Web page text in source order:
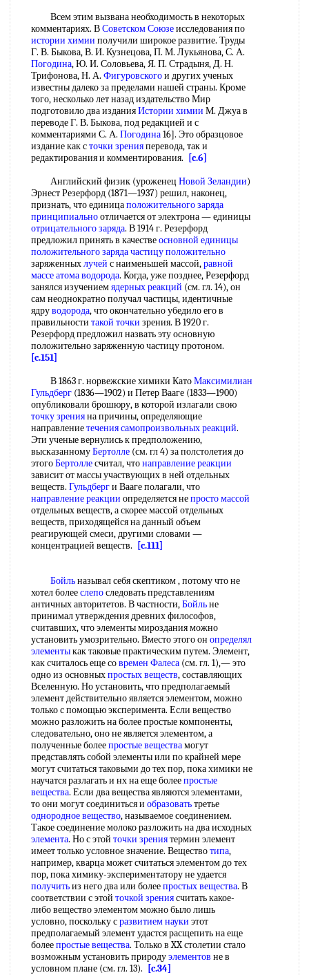
Всем этим вызвана необходимость в некоторых
комментариях. ВСоветском Союзеисследования по
истории химии получили широкое развитие. Труды
Г. В. Быкова, В. И. Кузнецова, П. М. Лукьянова, С. А.
Погодина, Ю. И. Соловьева, Я. П. Страдыня, Д. Н.
Трифонова, Н. А. Фигуровскогои других ученых
известны далеко за пределами нашей страны. Кроме
того, несколько лет назад издательство Мир
подготовило два изданияИстории химии М. Джуа в
переводе Г. В. Быкова, под редакцией и с
комментариями С. А. Погодина16]. Это образцовое
издание как сточки зренияперевода, так и
редактирования и комментирования.
[c.6]
Английский физик (уроженец Новой Зеландии)
Эрнест Резерфорд (1871—1937) решил, наконец,
признать, что единицаположительного заряда
принципиальноотличается от электрона — единицы
отрицательного заряда. В 1914 г. Резерфорд
предложил принять в качествеосновной единицы
положительного заряда частицу положительно
заряженныхлучей с наименьшей массой,равной
массе атомаводорода. Когда, уже позднее, Резерфорд
занялся изучениемядерных реакций (см. гл. 14), он
сам неоднократно получал частицы, идентичные
ядруводорода, что окончательно убедило его в
правильности такой точки зрения. В 1920 г.
Резерфорд предложил назвать эту основную
положительно заряженную частицу протоном.
[c.151]
В 1863 г. норвежские химики КатоМаксимилиан
Гульдберг (1836—1902) и Петер Вааге (1833—1900)
опубликовали брошюру, в которой излагали свою
точку зренияна причины, определяющие
направлениетечения самопроизвольных реакций.
Эти ученые вернулись к предположению,
высказанномуБертолле (см. гл 4) за полстолетия до
этогоБертоллесчитал, чтонаправление реакции
зависит от массы участвующих в ней отдельных
веществ. Гульдберги Вааге полагали, что
направление реакции определяется непросто массой
отдельных веществ, а скорее массой отдельных
веществ, приходящейся на данный объем
реагирующей смеси, другими словами —
концентрацией веществ.
[c.111]
Бойльназывал себя скептиком , потому что не
хотел болееслепоследовать представлениям
античных авторитетов. В частности,Бойльне
принимал утверждения древних философов,
считавших, что элементы мироздания можно
установить умозрительно. Вместо этого он определял
элементыкак таковые практическим путем. Элемент,
как считалось еще современ Фалеса (см. гл. 1),— это
одно из основныхпростых веществ, составляющих
Вселенную. Но установить, что предполагаемый
элемент действительно является элементом, можно
только с помощью эксперимента. Если вещество
можно разложить на более простые компоненты,
следовательно, оно не является элементом, а
полученные болеепростые веществамогут
представлять собой элементы или по крайней мере
могут считаться таковыми до тех пор, пока химики не
научатся разлагать и нх на еще болеепростые
вещества. Если два вещества являются элементами,
то они могут соединиться и образоватьтретье
однородное вещество, называемое соединением.
Такое соединение молоко разложить на два исходных
элемента. Но с этой точки зрениятермин элемент
имеет только условное значение. Веществотипа,
например, кварца может считаться элементом до тех
пор, пока химику-экспериментатору не удается
получитьиз него два или болеепростых вещества. В
соответствии с этой точкой зрениясчитать какое-
либо вещество элементом можно было лишь
условно, поскольку сразвитием науки этот
предполагаемый элемент удастся расщепить на еще
болеепростые вещества. Только в XX столетии стало
возможным установить природуэлементов не в
условном плане (см. гл. 13).
[c.34]